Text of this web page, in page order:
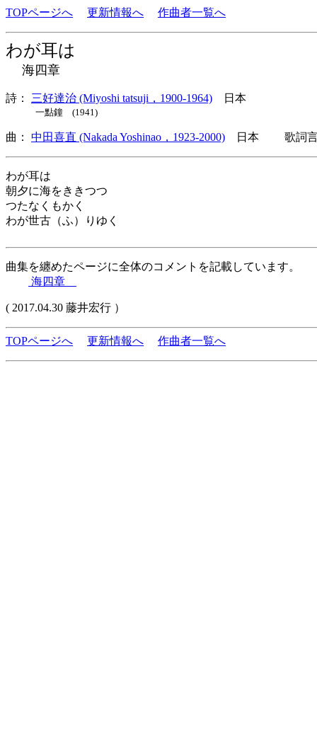
TOPページへ 更新情報へ 作曲者一覧へ
わが耳は
海四章
詩： 三好達治 (Miyoshi tatsuji，1900-1964) 日本
一點鐘 (1941)
曲： 中田喜直 (Nakada Yoshinao，1923-2000) 日本 歌詞言
わが耳は
朝夕に海をききつつ
つたなくもかく
わが世古（ふ）りゆく
曲集を纏めたページに全体のコメントを記載しています。
海四章
( 2017.04.30 藤井宏行 ）
TOPページへ 更新情報へ 作曲者一覧へ